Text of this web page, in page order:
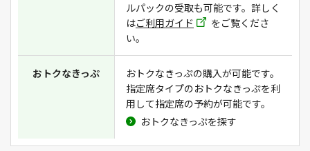
ルパックの受取も可能です。詳しく
はご利用ガイド
をご覧くださ
い。
おトクなきっぷ
おトクなきっぷの購入が可能です。
指定席タイプのおトクなきっぷを利
用して指定席の予約が可能です。
おトクなきっぷを探す